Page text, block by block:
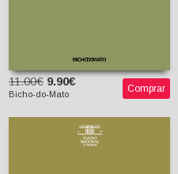
11.00€ 9.90€
Bicho-do-Mato Comprar